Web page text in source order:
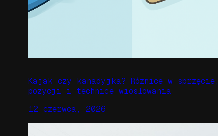
Kajak czy kanadyjka? Różnice w sprzęcie,
pozycji i technice wiosłowania
12 czerwca, 2026